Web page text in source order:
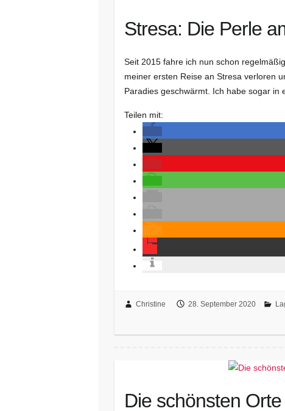
Stresa: Die Perle
Seit 2015 fahre ich nun schon
meiner ersten Reise an Stresa verloren
Paradies geschwärmt. Ich habe sogar in
Teilen mit:
Christine 28. September 2020
Die schönsten